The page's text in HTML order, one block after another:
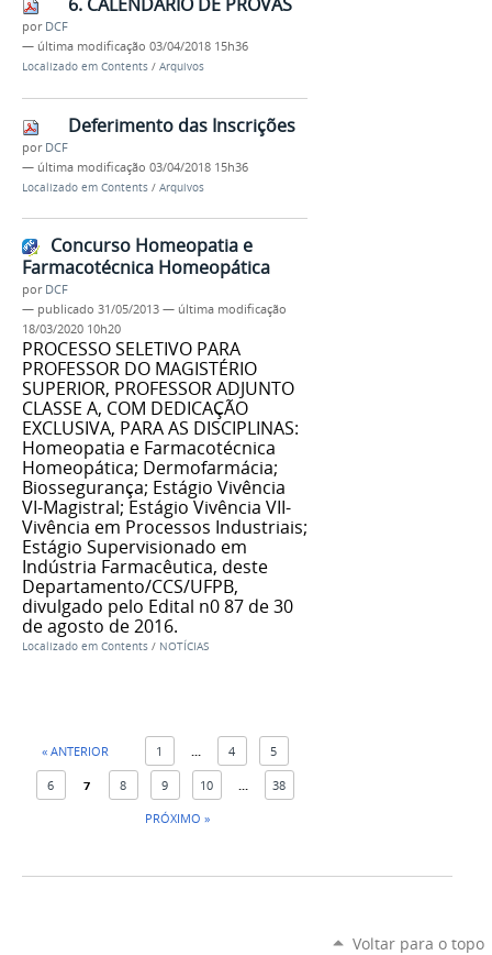
por DCF
— última modificação 03/04/2018 15h36
Localizado em Contents / Arquivos
Deferimento das Inscrições
por DCF
— última modificação 03/04/2018 15h36
Localizado em Contents / Arquivos
Concurso Homeopatia e
Farmacotécnica Homeopática
por DCF
— publicado 31/05/2013 — última modificação
18/03/2020 10h20
PROCESSO SELETIVO PARA
PROFESSOR DO MAGISTÉRIO
SUPERIOR, PROFESSOR ADJUNTO
CLASSE A, COM DEDICAÇÃO
EXCLUSIVA, PARA AS DISCIPLINAS:
Homeopatia e Farmacotécnica
Homeopática; Dermofarmácia;
Biossegurança; Estágio Vivência
VI-Magistral; Estágio Vivência VII-
Vivência em Processos Industriais;
Estágio Supervisionado em
Indústria Farmacêutica, deste
Departamento/CCS/UFPB,
divulgado pelo Edital n0 87 de 30
de agosto de 2016.
Localizado em Contents / NOTÍCIAS
« ANTERIOR 1 ... 4 5
6 7 8 9 10 ...
38
PRÓXIMO »
Voltar para o topo